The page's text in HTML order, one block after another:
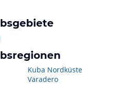
Kuba Nordküste
Varadero